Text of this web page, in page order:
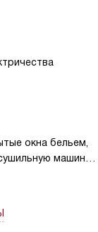
окна бельем,
машину.
квартире стало